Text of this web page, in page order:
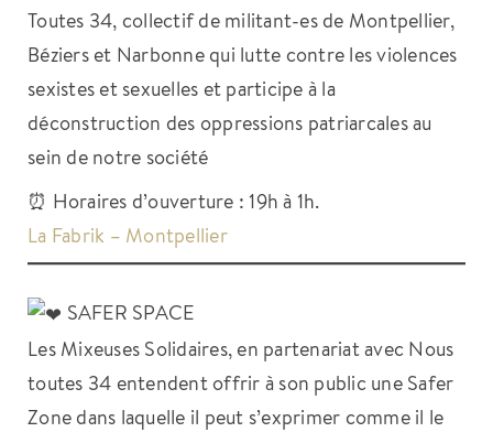
Toutes 34, collectif de militant-es de Montpellier,
Béziers et Narbonne qui lutte contre les violences
sexistes et sexuelles et participe à la
déconstruction des oppressions patriarcales au
sein de notre société
⏰ Horaires d’ouverture : 19h à 1h.
La Fabrik – Montpellier
SAFER SPACE
Les Mixeuses Solidaires, en partenariat avec Nous
toutes 34 entendent offrir à son public une Safer
Zone dans laquelle il peut s’exprimer comme il le